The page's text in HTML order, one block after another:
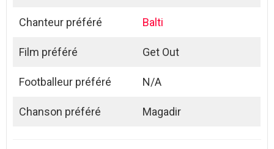
Chanteur préféré Balti
Film préféré Get Out
Footballeur préféré N/A
Chanson préféré Magadir